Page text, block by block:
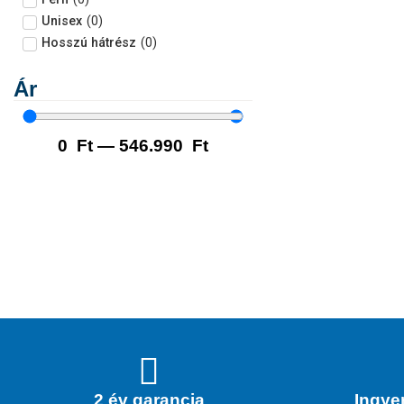
Unisex (0)
Hosszú hátrész (0)
Ár
0 Ft — 546.990 Ft